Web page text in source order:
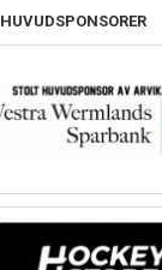
HUVUDSPONSORER